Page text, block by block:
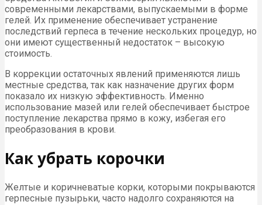
современными лекарствами, выпускаемыми в форме
гелей. Их применение обеспечивает устранение
последствий герпеса в течение нескольких процедур, но
они имеют существенный недостаток – высокую
стоимость.
В коррекции остаточных явлений применяются лишь
местные средства, так как назначение других форм
показало их низкую эффективность. Именно
использование мазей или гелей обеспечивает быстрое
поступление лекарства прямо в кожу, избегая его
преобразования в крови.
Как убрать корочки
Желтые и коричневатые корки, которыми покрываются
герпесные пузырьки, часто надолго сохраняются на